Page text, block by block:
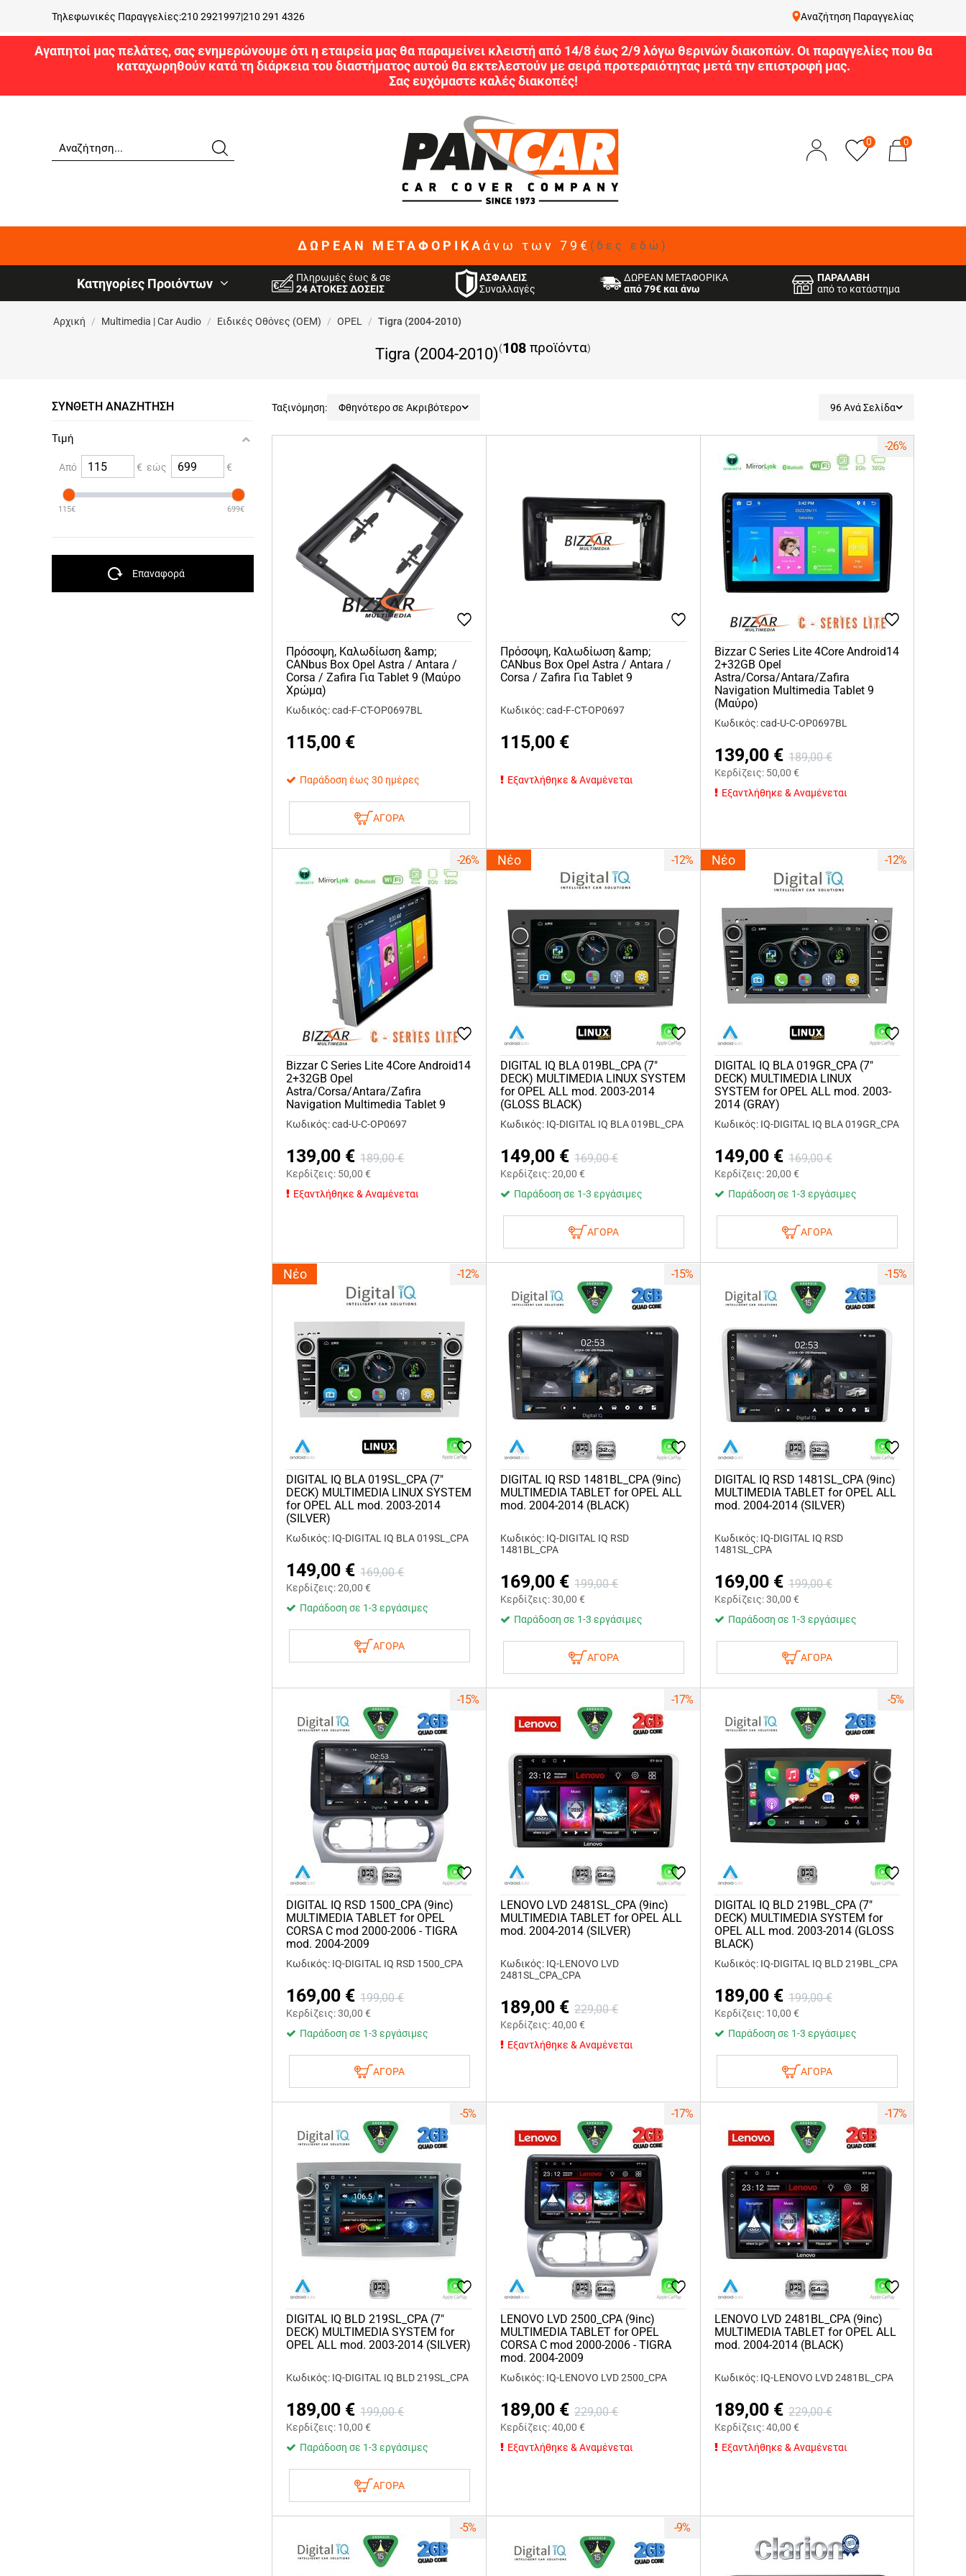
Τηλεφωνικές Παραγγελίες:210 2921997|210 291 4326 Αναζήτηση Παραγγελίας
Αγαπητοί μας πελάτες, σας ενημερώνουμε ότι η εταιρεία μας θα παραμείνει κλειστή από 14/8 έως 2/9 λόγω θερινών διακοπών. Οι παραγγελίες που θα
καταχωρηθούν κατά τη διάρκεια του διαστήματος αυτού θα εκτελεστούν με σειρά προτεραιότητας μετά την επιστροφή μας.
Σας ευχόμαστε καλές διακοπές!
0 0
ΔΩΡΕΑΝ ΜΕΤΑΦΟΡΙΚΑ άνω των 79€ (δες εδώ)
Κατηγορίες Προιόντων
Πληρωμές έως & σε
24 ΑΤΟΚΕΣ ΔΟΣΕΙΣ
ΑΣΦΑΛΕΙΣ
Συναλλαγές
ΔΩΡΕΑΝ ΜΕΤΑΦΟΡΙΚΑ
από 79€ και άνω
ΠΑΡΑΛΑΒΗ
από το κατάστημα
Αρχική / Multimedia | Car Audio / Ειδικές Oθόνες (OEM) / OPEL / Tigra (2004-2010)
Tigra (2004-2010)(108 προϊόντα)
ΣΎΝΘΕΤΗ ΑΝΑΖΉΤΗΣΗ
Τιμή
Από € εώς €
115€ 699€
Επαναφορά
Ταξινόμηση: Φθηνότερο σε Ακριβότερο 96 Ανά Σελίδα
Πρόσοψη, Καλωδίωση &amp;
CANbus Box Opel Astra / Antara /
Corsa / Zafira Για Tablet 9 (Μαύρο
Χρώμα)
Κωδικός: cad-F-CT-OP0697BL
115,00 €
Παράδοση έως 30 ημέρες
ΑΓΟΡΑ
Πρόσοψη, Καλωδίωση &amp;
CANbus Box Opel Astra / Antara /
Corsa / Zafira Για Tablet 9
Κωδικός: cad-F-CT-OP0697
115,00 €
Εξαντλήθηκε & Αναμένεται
-26%
Bizzar C Series Lite 4Core Android14
2+32GB Opel
Astra/Corsa/Antara/Zafira
Navigation Multimedia Tablet 9
(Μαύρο)
Κωδικός: cad-U-C-OP0697BL
139,00 € 189,00 €
Κερδίζεις: 50,00 €
Εξαντλήθηκε & Αναμένεται
-26%
Bizzar C Series Lite 4Core Android14
2+32GB Opel
Astra/Corsa/Antara/Zafira
Navigation Multimedia Tablet 9
Κωδικός: cad-U-C-OP0697
139,00 € 189,00 €
Κερδίζεις: 50,00 €
Εξαντλήθηκε & Αναμένεται
Νέο -12%
DIGITAL IQ BLA 019BL_CPA (7"
DECK) MULTIMEDIA LINUX SYSTEM
for OPEL ALL mod. 2003-2014
(GLOSS BLACK)
Κωδικός: IQ-DIGITAL IQ BLA 019BL_CPA
149,00 € 169,00 €
Κερδίζεις:20,00 €
Παράδοση σε 1-3 εργάσιμες
ΑΓΟΡΑ
Νέο -12%
DIGITAL IQ BLA 019GR_CPA (7"
DECK) MULTIMEDIA LINUX
SYSTEM for OPEL ALL mod. 2003-
2014 (GRAY)
Κωδικός: IQ-DIGITAL IQ BLA 019GR_CPA
149,00 € 169,00 €
Κερδίζεις:20,00 €
Παράδοση σε 1-3 εργάσιμες
ΑΓΟΡΑ
Νέο -12%
DIGITAL IQ BLA 019SL_CPA (7"
DECK) MULTIMEDIA LINUX SYSTEM
for OPEL ALL mod. 2003-2014
(SILVER)
Κωδικός: IQ-DIGITAL IQ BLA 019SL_CPA
149,00 € 169,00 €
Κερδίζεις:20,00 €
Παράδοση σε 1-3 εργάσιμες
ΑΓΟΡΑ
-15%
DIGITAL IQ RSD 1481BL_CPA (9inc)
MULTIMEDIA TABLET for OPEL ALL
mod. 2004-2014 (BLACK)
Κωδικός: IQ-DIGITAL IQ RSD
1481BL_CPA
169,00 € 199,00 €
Κερδίζεις:30,00 €
Παράδοση σε 1-3 εργάσιμες
ΑΓΟΡΑ
-15%
DIGITAL IQ RSD 1481SL_CPA (9inc)
MULTIMEDIA TABLET for OPEL ALL
mod. 2004-2014 (SILVER)
Κωδικός: IQ-DIGITAL IQ RSD
1481SL_CPA
169,00 € 199,00 €
Κερδίζεις:30,00 €
Παράδοση σε 1-3 εργάσιμες
ΑΓΟΡΑ
-15%
DIGITAL IQ RSD 1500_CPA (9inc)
MULTIMEDIA TABLET for OPEL
CORSA C mod 2000-2006 - TIGRA
mod. 2004-2009
Κωδικός: IQ-DIGITAL IQ RSD 1500_CPA
169,00 € 199,00 €
Κερδίζεις:30,00 €
Παράδοση σε 1-3 εργάσιμες
ΑΓΟΡΑ
-17%
LENOVO LVD 2481SL_CPA (9inc)
MULTIMEDIA TABLET for OPEL ALL
mod. 2004-2014 (SILVER)
Κωδικός: IQ-LENOVO LVD
2481SL_CPA_CPA
189,00 € 229,00 €
Κερδίζεις:40,00 €
Εξαντλήθηκε & Αναμένεται
-5%
DIGITAL IQ BLD 219BL_CPA (7"
DECK) MULTIMEDIA SYSTEM for
OPEL ALL mod. 2003-2014 (GLOSS
BLACK)
Κωδικός: IQ-DIGITAL IQ BLD 219BL_CPA
189,00 € 199,00 €
Κερδίζεις: 10,00 €
Παράδοση σε 1-3 εργάσιμες
ΑΓΟΡΑ
-5%
DIGITAL IQ BLD 219SL_CPA (7"
DECK) MULTIMEDIA SYSTEM for
OPEL ALL mod. 2003-2014 (SILVER)
Κωδικός: IQ-DIGITAL IQ BLD 219SL_CPA
189,00 € 199,00 €
Κερδίζεις: 10,00 €
Παράδοση σε 1-3 εργάσιμες
ΑΓΟΡΑ
-17%
LENOVO LVD 2500_CPA (9inc)
MULTIMEDIA TABLET for OPEL
CORSA C mod 2000-2006 - TIGRA
mod. 2004-2009
Κωδικός: IQ-LENOVO LVD 2500_CPA
189,00 € 229,00 €
Κερδίζεις:40,00 €
Εξαντλήθηκε & Αναμένεται
-17%
LENOVO LVD 2481BL_CPA (9inc)
MULTIMEDIA TABLET for OPEL ALL
mod. 2004-2014 (BLACK)
Κωδικός: IQ-LENOVO LVD 2481BL_CPA
189,00 € 229,00 €
Κερδίζεις:40,00 €
Εξαντλήθηκε & Αναμένεται
-5% -9%